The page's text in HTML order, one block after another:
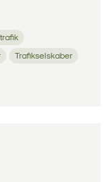
Trafikselskaber